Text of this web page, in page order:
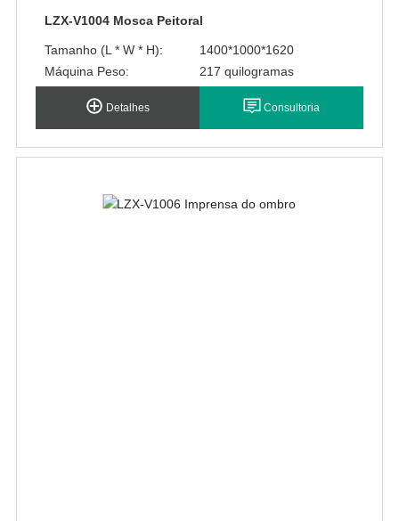
LZX-V1004 Mosca Peitoral
Tamanho (L * W * H):
1400*1000*1620
Máquina Peso:
217 quilogramas
Detalhes Consultoria